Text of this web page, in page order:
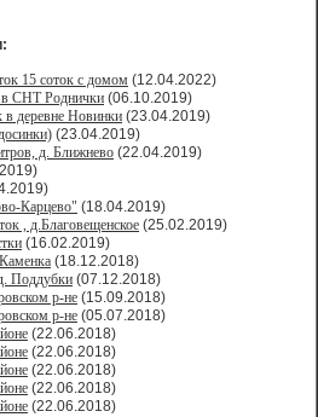
15 соток с домом (12.04.2022)
в СНТ Роднички (06.10.2019)
в деревне Новинки (23.04.2019)
(23.04.2019)
д. Ближнево (22.04.2019)
Карцево" (18.04.2019)
, д.Благовещенское (25.02.2019)
(16.02.2019)
(18.12.2018)
Поддубки (07.12.2018)
р-не (15.09.2018)
р-не (05.07.2018)
(22.06.2018)
(22.06.2018)
(22.06.2018)
(22.06.2018)
(22.06.2018)